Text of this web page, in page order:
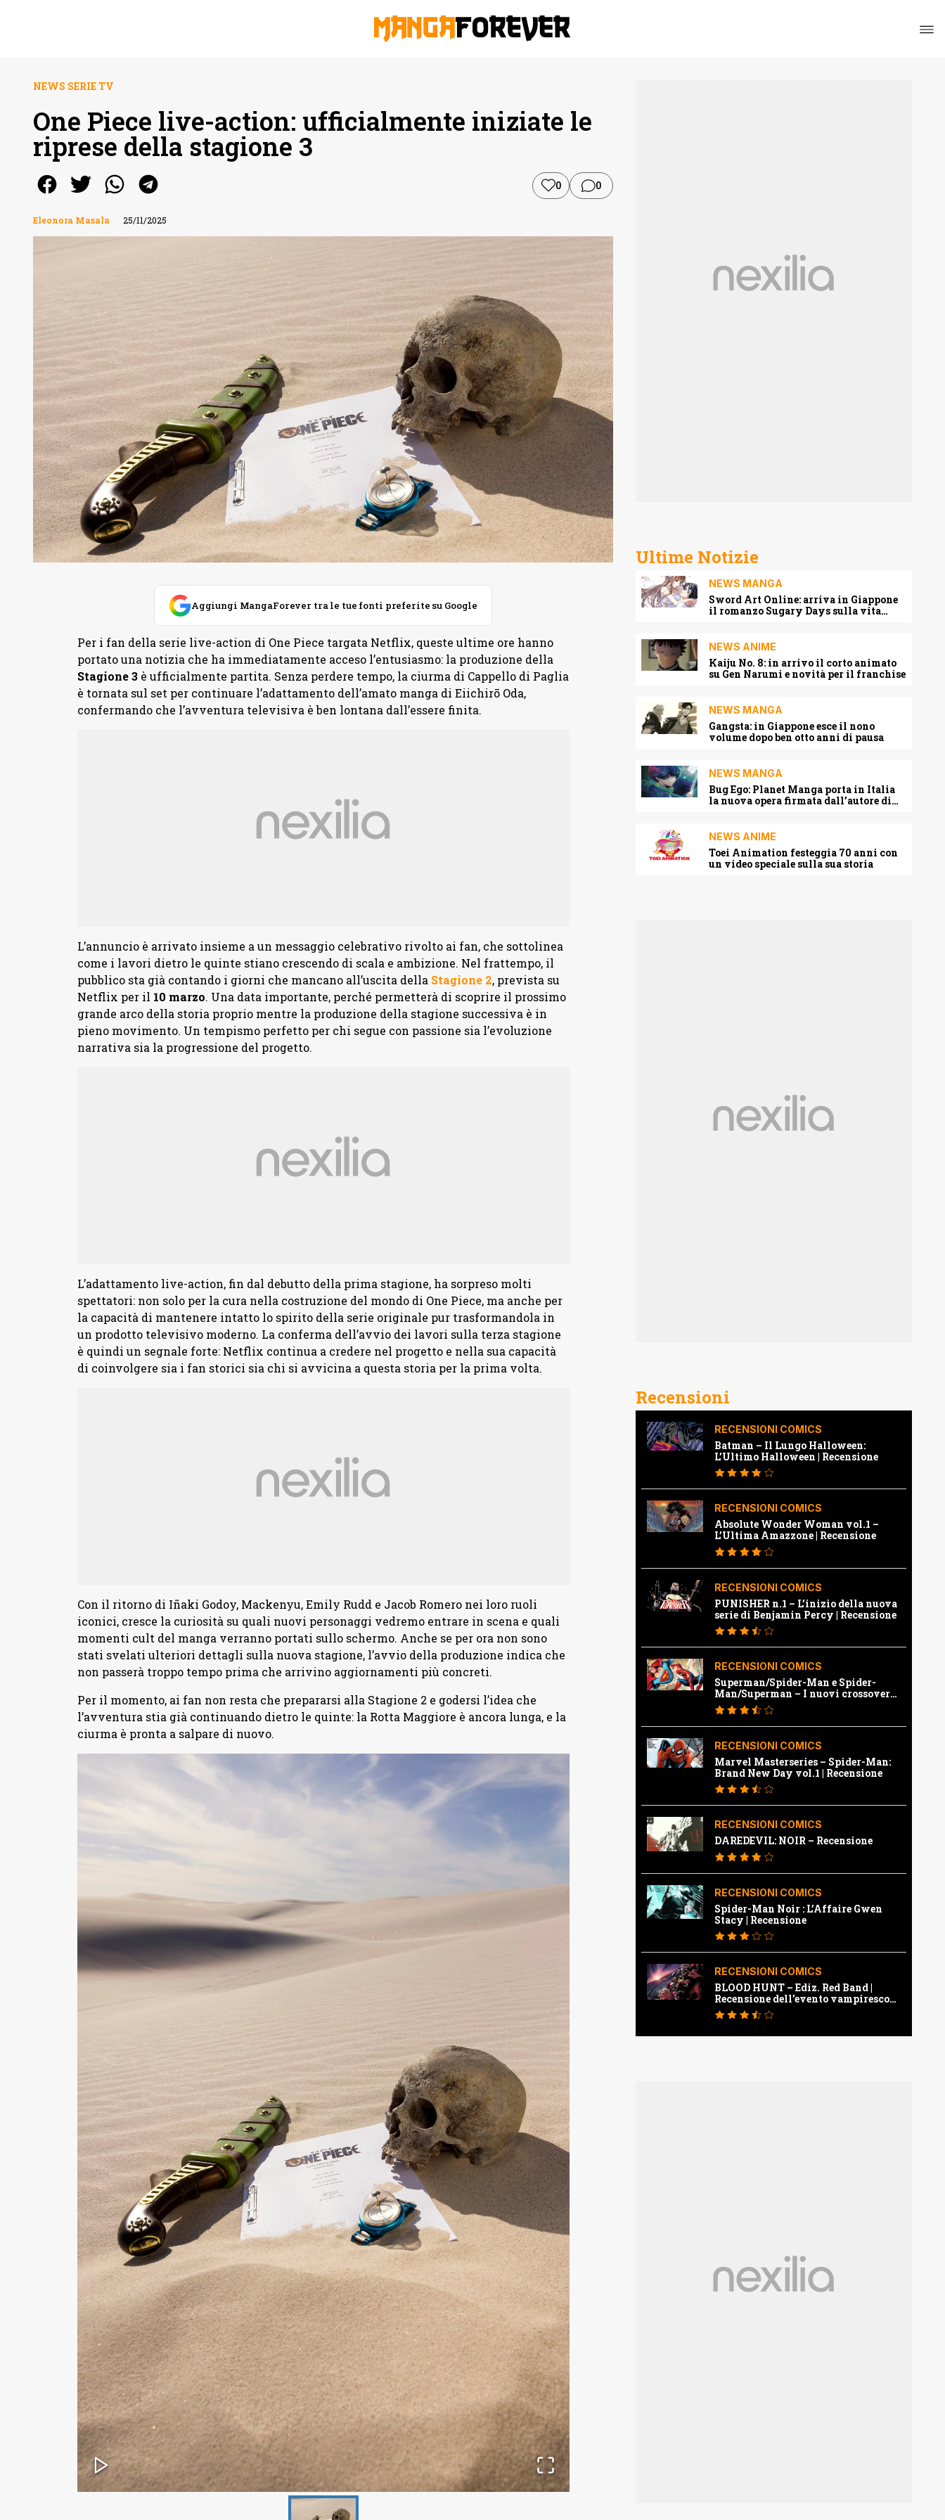
NEWS SERIE TV
One Piece live-action: ufficialmente iniziate le
riprese della stagione 3
0 0
Eleonora Masala 25/11/2025
Aggiungi MangaForever tra le tue fonti preferite su Google
Per i fan della serie live-action di One Piece targata Netflix, queste ultime ore hanno
portato una notizia che ha immediatamente acceso l’entusiasmo: la produzione della
Stagione 3è ufficialmente partita. Senza perdere tempo, la ciurma di Cappello di Paglia
è tornata sul set per continuare l’adattamento dell’amato manga di Eiichirō Oda,
confermando che l’avventura televisiva è ben lontana dall’essere finita.
L’annuncio è arrivato insieme a un messaggio celebrativo rivolto ai fan, che sottolinea
come i lavori dietro le quinte stiano crescendo di scala e ambizione. Nel frattempo, il
pubblico sta già contando i giorni che mancano all’uscita della Stagione 2, prevista su
Netflix per il 10 marzo. Una data importante, perché permetterà di scoprire il prossimo
grande arco della storia proprio mentre la produzione della stagione successiva è in
pieno movimento. Un tempismo perfetto per chi segue con passione sia l’evoluzione
narrativa sia la progressione del progetto.
L’adattamento live-action, fin dal debutto della prima stagione, ha sorpreso molti
spettatori: non solo per la cura nella costruzione del mondo di One Piece, ma anche per
la capacità di mantenere intatto lo spirito della serie originale pur trasformandola in
un prodotto televisivo moderno. La conferma dell’avvio dei lavori sulla terza stagione
è quindi un segnale forte: Netflix continua a credere nel progetto e nella sua capacità
di coinvolgere sia i fan storici sia chi si avvicina a questa storia per la prima volta.
Con il ritorno di Iñaki Godoy, Mackenyu, Emily Rudd e Jacob Romero nei loro ruoli
iconici, cresce la curiosità su quali nuovi personaggi vedremo entrare in scena e quali
momenti cult del manga verranno portati sullo schermo. Anche se per ora non sono
stati svelati ulteriori dettagli sulla nuova stagione, l’avvio della produzione indica che
non passerà troppo tempo prima che arrivino aggiornamenti più concreti.
Per il momento, ai fan non resta che prepararsi alla Stagione 2 e godersi l’idea che
l’avventura stia già continuando dietro le quinte: la Rotta Maggiore è ancora lunga, e la
ciurma è pronta a salpare di nuovo.
Ultime Notizie
NEWS MANGA
Sword Art Online: arriva in Giappone
il romanzo Sugary Days sulla vita
NEWS ANIME
Kaiju No. 8: in arrivo il corto animato
su Gen Narumi e novità per il franchise
NEWS MANGA
Gangsta: in Giappone esce il nono
volume dopo ben otto anni di pausa
NEWS MANGA
Bug Ego: Planet Manga porta in Italia
la nuova opera firmata dall’autore di
NEWS ANIME
Toei Animation festeggia 70 anni con
un video speciale sulla sua storia
Recensioni
RECENSIONI COMICS
Batman – Il Lungo Halloween:
L’Ultimo Halloween | Recensione
RECENSIONI COMICS
Absolute Wonder Woman vol.1 –
L’Ultima Amazzone | Recensione
RECENSIONI COMICS
PUNISHER n.1 – L’inizio della nuova
serie di Benjamin Percy | Recensione
RECENSIONI COMICS
Superman/Spider-Man e Spider-
Man/Superman – I nuovi crossover
Marvel e Dc | Recensione
RECENSIONI COMICS
Marvel Masterseries – Spider-Man:
Brand New Day vol.1 | Recensione
RECENSIONI COMICS
DAREDEVIL: NOIR – Recensione
RECENSIONI COMICS
Spider-Man Noir : L’Affaire Gwen
Stacy | Recensione
RECENSIONI COMICS
BLOOD HUNT – Ediz. Red Band |
Recensione dell’evento vampiresco
della Marvel